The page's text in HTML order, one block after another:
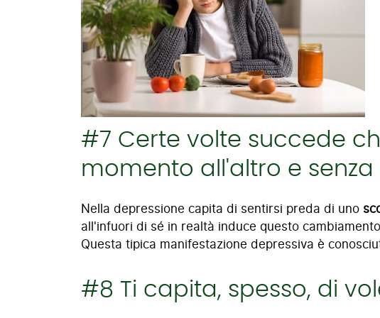
#7 Certe volte succede
momento all'altro e senza
Nella depressione capita di sentirsi preda di uno
all'infuori di sé in realtà induce questo
Questa tipica manifestazione depressiva è
#8 Ti capita, spesso, di